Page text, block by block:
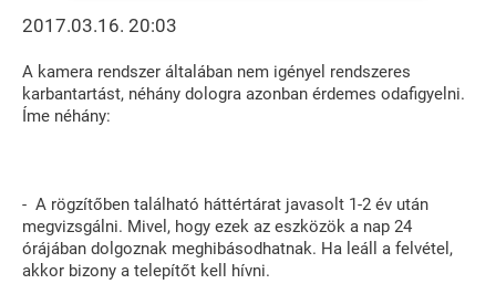
2017.03.16. 20:03
A kamera rendszer általában nem igényel rendszeres
karbantartást, néhány dologra azonban érdemes odafigyelni.
Íme néhány:
- A rögzítőben található háttértárat javasolt 1-2 év után
megvizsgálni. Mivel, hogy ezek az eszközök a nap 24
órájában dolgoznak meghibásodhatnak. Ha leáll a felvétel,
akkor bizony a telepítőt kell hívni.